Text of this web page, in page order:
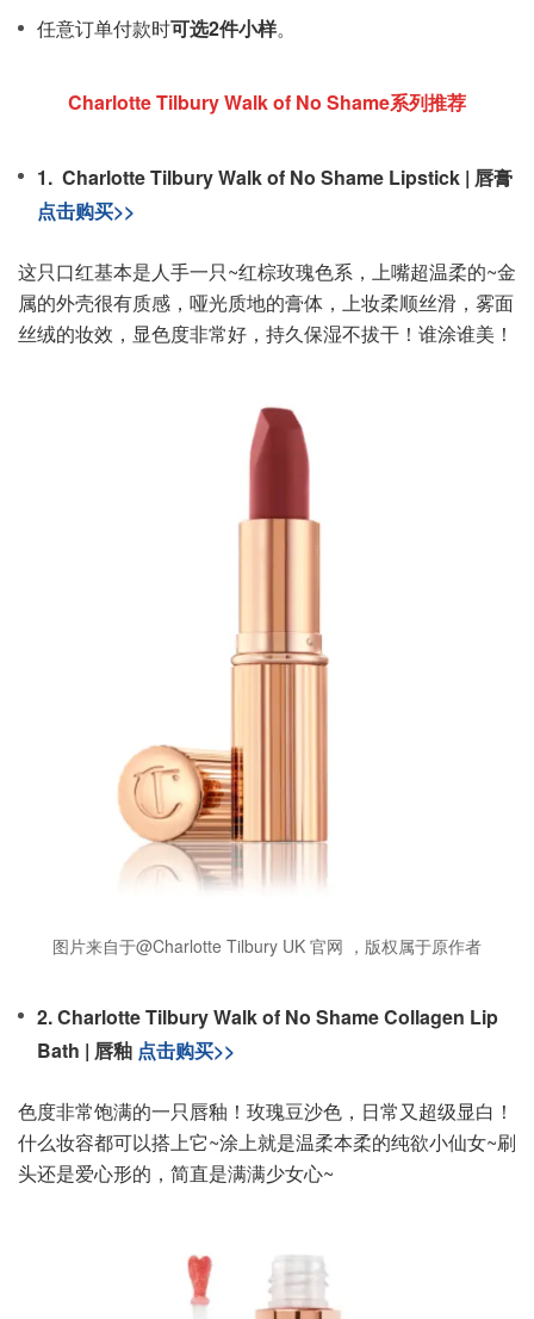
任意订单付款时可选2件小样。
Charlotte Tilbury Walk of No Shame系列推荐
1. Charlotte Tilbury Walk of No Shame Lipstick | 唇膏
点击购买>>
这只口红基本是人手一只~红棕玫瑰色系，上嘴超温柔的~金
属的外壳很有质感，哑光质地的膏体，上妆柔顺丝滑，雾面
丝绒的妆效，显色度非常好，持久保湿不拔干！谁涂谁美！
图片来自于@Charlotte Tilbury UK 官网 ，版权属于原作者
2. Charlotte Tilbury Walk of No Shame Collagen Lip
Bath | 唇釉 点击购买>>
色度非常饱满的一只唇釉！玫瑰豆沙色，日常又超级显白！
什么妆容都可以搭上它~涂上就是温柔本柔的纯欲小仙女~刷
头还是爱心形的，简直是满满少女心~